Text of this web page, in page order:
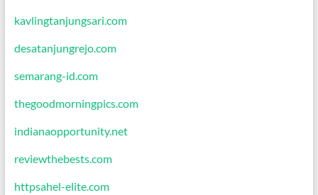
kavlingtanjungsari.com
desatanjungrejo.com
semarang-id.com
thegoodmorningpics.com
indianaopportunity.net
reviewthebests.com
httpsahel-elite.com